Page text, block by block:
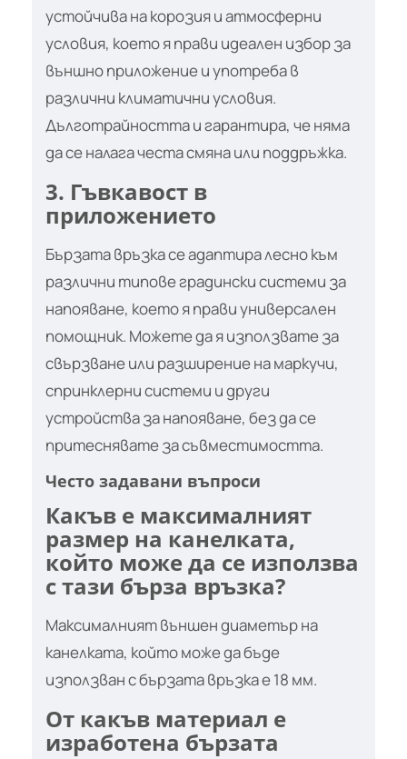
устойчива на корозия и атмосферни
условия, което я прави идеален избор за
външно приложение и употреба в
различни климатични условия.
Дълготрайността и гарантира, че няма
да се налага честа смяна или поддръжка.
3. Гъвкавост в
приложението
Бързата връзка се адаптира лесно към
различни типове градински системи за
напояване, което я прави универсален
помощник. Можете да я използвате за
свързване или разширение на маркучи,
спринклерни системи и други
устройства за напояване, без да се
притеснявате за съвместимостта.
Често задавани въпроси
Какъв е максималният
размер на канелката,
който може да се използва
с тази бърза връзка?
Максималният външен диаметър на
канелката, който може да бъде
използван с бързата връзка е 18 мм.
От какъв материал е
изработена бързата